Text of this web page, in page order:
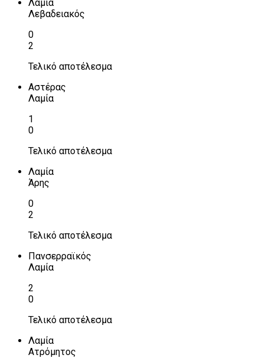
Λαμία
Λεβαδειακός
0
2
Τελικό αποτέλεσμα
Αστέρας
Λαμία
1
0
Τελικό αποτέλεσμα
Λαμία
Άρης
0
2
Τελικό αποτέλεσμα
Πανσερραϊκός
Λαμία
2
0
Τελικό αποτέλεσμα
Λαμία
Ατρόμητος